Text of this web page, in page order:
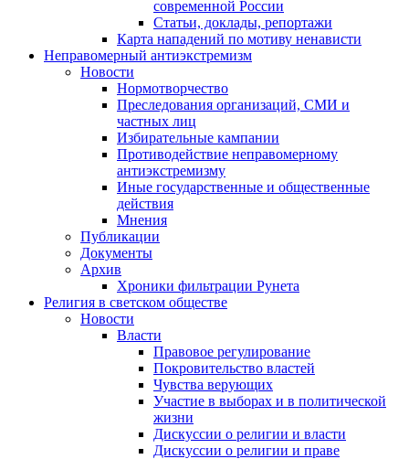
современной России
Статьи, доклады, репортажи
Карта нападений по мотиву ненависти
Неправомерный антиэкстремизм
Новости
Нормотворчество
Преследования организаций, СМИ и
частных лиц
Избирательные кампании
Противодействие неправомерному
антиэкстремизму
Иные государственные и общественные
действия
Мнения
Публикации
Документы
Архив
Хроники фильтрации Рунета
Религия в светском обществе
Новости
Власти
Правовое регулирование
Покровительство властей
Чувства верующих
Участие в выборах и в политической
жизни
Дискуссии о религии и власти
Дискуссии о религии и праве